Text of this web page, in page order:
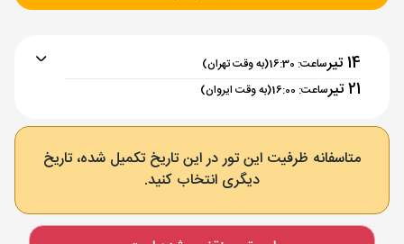
14 تیر ساعت: 16:30 (به وقت تهران)
21 تیر ساعت: 16:00 (به وقت ایروان)
برنامه رفت :
فرودگاه بین‌المللی امام خمینی IKA
ایروان , فرودگاه بین‌المللی زوارتنوتس EVN
متاسفانه ظرفیت این تور در این تاریخ تکمیل شده، تاریخ
دیگری انتخاب کنید.